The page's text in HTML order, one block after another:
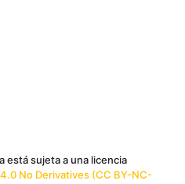
está sujeta a una licencia
No Derivatives (CC BY-NC-